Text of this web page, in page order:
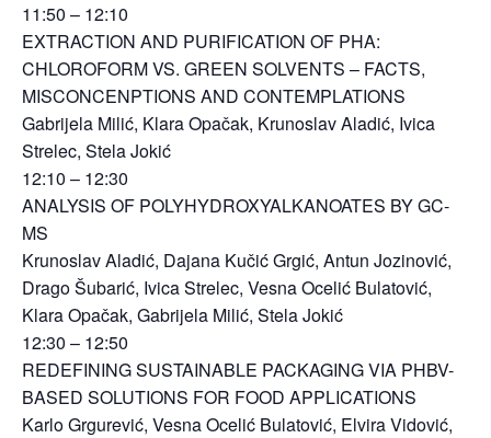
11:50 – 12:10
EXTRACTION AND PURIFICATION OF PHA:
CHLOROFORM VS. GREEN SOLVENTS – FACTS,
MISCONCENPTIONS AND CONTEMPLATIONS
Gabrijela Milić, Klara Opačak, Krunoslav Aladić, Ivica
Strelec, Stela Jokić
12:10 – 12:30
ANALYSIS OF POLYHYDROXYALKANOATES BY GC-
MS
Krunoslav Aladić, Dajana Kučić Grgić, Antun Jozinović,
Drago Šubarić, Ivica Strelec, Vesna Ocelić Bulatović,
Klara Opačak, Gabrijela Milić, Stela Jokić
12:30 – 12:50
REDEFINING SUSTAINABLE PACKAGING VIA PHBV-
BASED SOLUTIONS FOR FOOD APPLICATIONS
Karlo Grgurević, Vesna Ocelić Bulatović, Elvira Vidović,